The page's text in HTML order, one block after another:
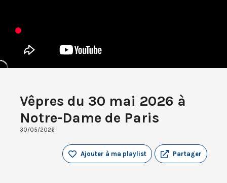
Vêpres du 30 mai 2026 à
Notre-Dame de Paris
30/05/2026
Partager
Ajouter à ma playlist